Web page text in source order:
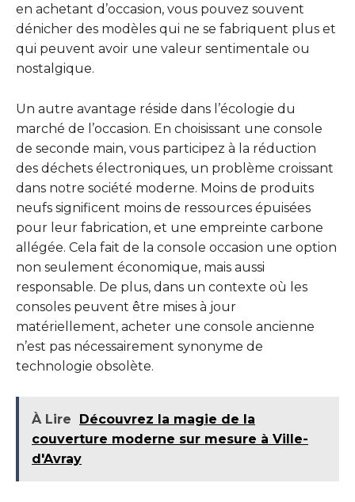
en achetant d’occasion, vous pouvez souvent
dénicher des modèles qui ne se fabriquent plus et
qui peuvent avoir une valeur sentimentale ou
nostalgique.
Un autre avantage réside dans l’écologie du
marché de l’occasion. En choisissant une console
de seconde main, vous participez à la réduction
des déchets électroniques, un problème croissant
dans notre société moderne. Moins de produits
neufs significent moins de ressources épuisées
pour leur fabrication, et une empreinte carbone
allégée. Cela fait de la console occasion une option
non seulement économique, mais aussi
responsable. De plus, dans un contexte où les
consoles peuvent être mises à jour
matériellement, acheter une console ancienne
n’est pas nécessairement synonyme de
technologie obsolète.
À Lire
Découvrez la magie de la
couverture moderne sur mesure à Ville-
d'Avray